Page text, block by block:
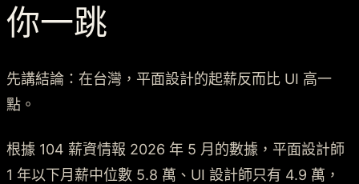
你一跳
先講結論：在台灣，平面設計的起薪反而比 UI 高一
點。
根據 104 薪資情報 2026 年 5 月的數據，平面設計師
1 年以下月薪中位數 5.8 萬、UI 設計師只有 4.9 萬，